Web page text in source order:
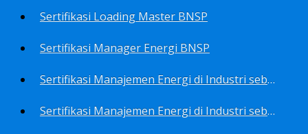
Sertifikasi Loading Master BNSP
Sertifikasi Manager Energi BNSP
Sertifikasi Manajemen Energi di Industri sebagai Auditor BNSP
Sertifikasi Manajemen Energi di Industri sebagai Manager Energy BNSP